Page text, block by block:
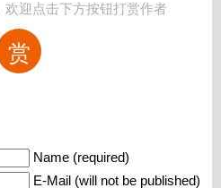
迎点击下方按钮打赏作者
赏
Name (required)
E-Mail (will not be published)